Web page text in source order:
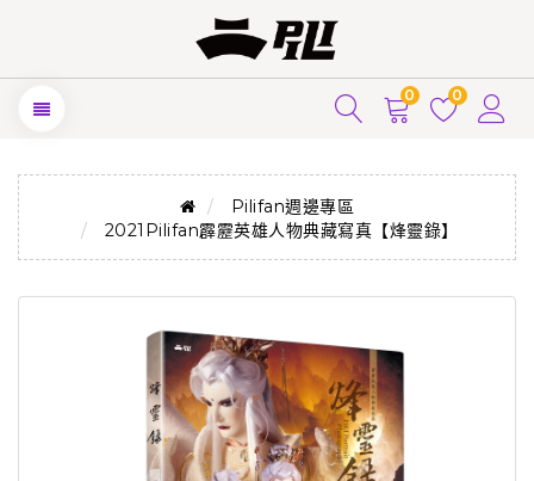
0 0
Pilifan週邊專區
2021Pilifan霹靂英雄人物典藏寫真【烽靈錄】